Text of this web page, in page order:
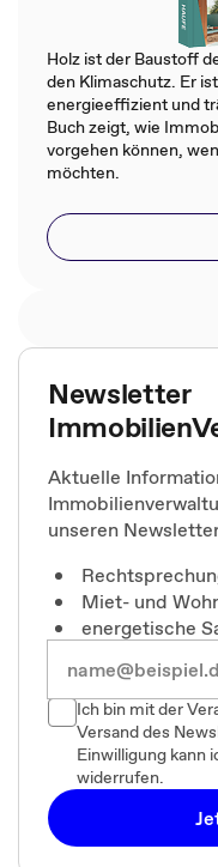
Holz ist der Baustoff
den Klimaschutz. Er
energieeffizient und
Buch zeigt, wie
vorgehen können,
möchten.
Newsletter
Aktuelle
unseren
Miet- und
energetische
Ich bin mit der
Versand des
Einwilligung kann
widerrufen.